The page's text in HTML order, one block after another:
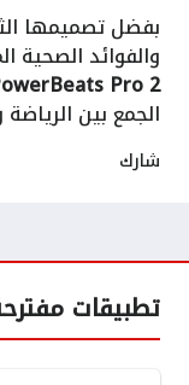
بفضل تصميمها
والفوائد الصحية
Pro 2
الجمع بين
شارك
تطبيقات